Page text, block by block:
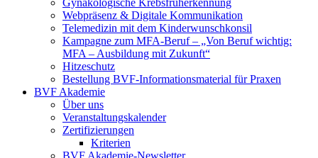
Gynäkologische Krebsfrüherkennung
Webpräsenz & Digitale Kommunikation
Telemedizin mit dem Kinderwunschkonsil
Kampagne zum MFA-Beruf – „Von Beruf wichtig:
MFA – Ausbildung mit Zukunft“
Hitzeschutz
Bestellung BVF-Informationsmaterial für Praxen
BVF Akademie
Über uns
Veranstaltungskalender
Zertifizierungen
Kriterien
BVF Akademie-Newsletter